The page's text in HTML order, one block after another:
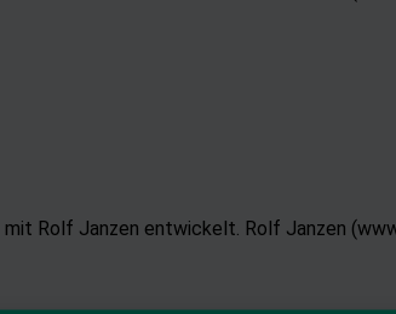
Rolf Janzen entwickelt. Rolf Janzen